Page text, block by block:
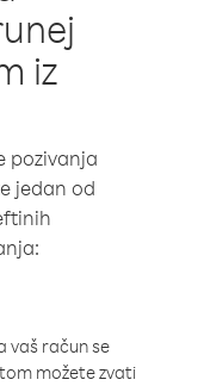
iz
pozivanja
jedan od
vaš račun se
možete zvati